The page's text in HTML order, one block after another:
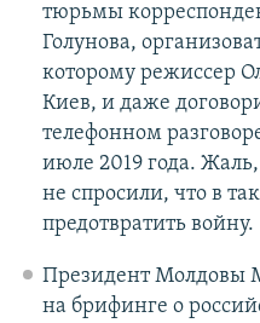
тюрьмы
Голунова,
которому режиссер
Киев, и даже
телефонном
июле 2019 года.
не спросили, что в
предотвратить войну.
Президент Молдовы
на брифинге о